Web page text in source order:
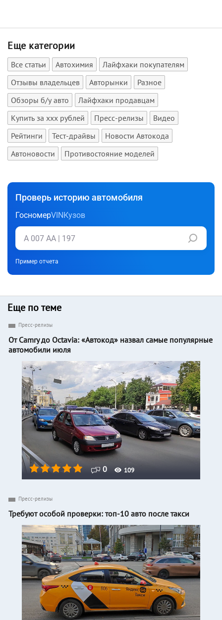
Еще категории
Все статьи Автохимия
Лайфхаки покупателям
Отзывы владельцев
Авторынки
Разное
Обзоры б/у авто
Лайфхаки продавцам
Купить за xxx рублей
Пресс-релизы
Видео
Рейтинги
Тест-драйвы
Новости Автокода
Автоновости
Противостояние моделей
Проверь историю автомобиля
ГосномерVIN Кузов
Пример отчета
Еще по теме
0 109
Пресс-релизы
От Camry до Octavia: «Автокод» назвал самые популярные
автомобили июля
Пресс-релизы
Требуют особой проверки: топ-10 авто после такси